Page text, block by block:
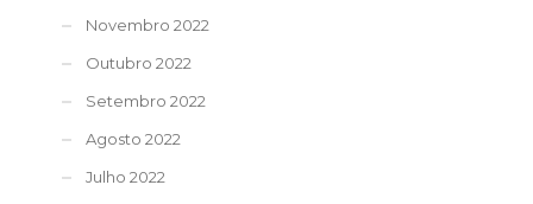
Novembro 2022
Outubro 2022
Setembro 2022
Agosto 2022
Julho 2022